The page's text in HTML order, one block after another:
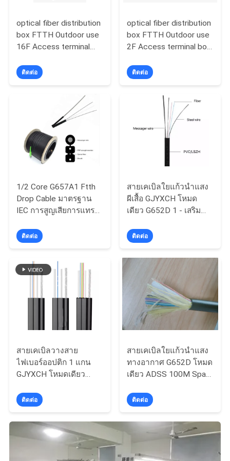
เรา
ข่าว
แผนผัง
เว็บไซต์
นโยบาย
ความ
ส่วน
optical fiber distribution
box FTTH Outdoor use
16F Access terminal
Protection Level
ติดต่อ
optical fiber distribution
box FTTH Outdoor use
2F Access terminal box
ติดต่อ
1/2 Core G657A1 Ftth
Drop Cable มาตรฐาน
IEC การสูญเสียการแทรก
ติดต่อ
สายเคเบิลใยแก้วนำแสง
ผีเสื้อ GJYXCH โหมด
เดียว G652D 1 - เสริม
ติดต่อ
สายเคเบิลวางสาย
ไฟเบอร์ออปติก 1 แกน
GJYXCH โหมดเดียว
เก็ต LSZH
ติดต่อ
สายเคเบิลใยแก้วนำแสง
ทางอากาศ G652D โหมด
เดียว ADSS 100M Span
ติดต่อ